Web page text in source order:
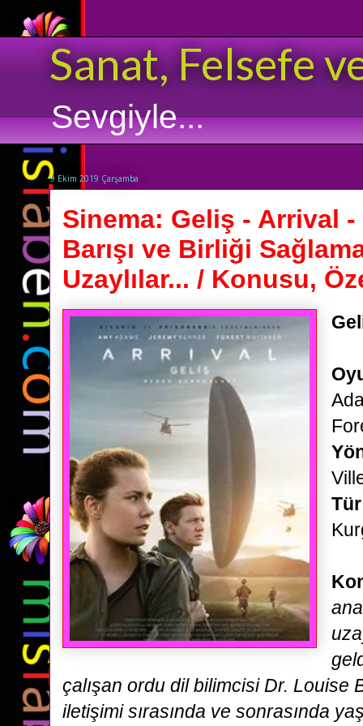
Sanat, Felsefe
Sevgiyle...
9 Ekim 2019 Çarşamba
Sinema: Geliş - Arrival
Barışı ve Birliği
Uzaylılar... / Konusu,
çalışan ordu dil bilimcisi Dr. Louise
iletişimi sırasında ve sonrasında